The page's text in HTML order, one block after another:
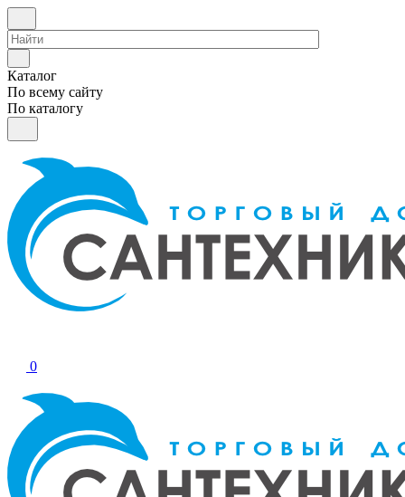
Каталог
По всему сайту
По каталогу
0